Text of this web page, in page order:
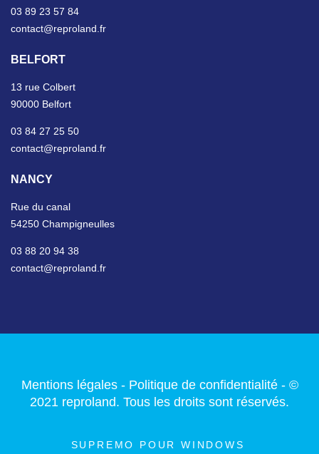
03 89 23 57 84
contact@reproland.fr
BELFORT
13 rue Colbert
90000 Belfort
03 84 27 25 50
contact@reproland.fr
NANCY
Rue du canal
54250 Champigneulles
03 88 20 94 38
contact@reproland.fr
Mentions légales- Politique de confidentialité- ©
2021 reproland. Tous les droits sont réservés.
SUPREMO POUR WINDOWS